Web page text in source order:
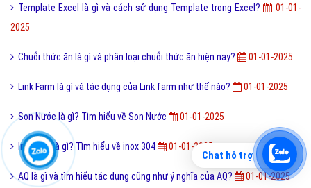
Template Excel là gì và cách sử dụng Template trong Excel?
01-01-
2025
Chuỗi thức ăn là gì và phân loại chuỗi thức ăn hiện nay? 01-01-2025
Link Farm là gì và tác dụng của Link farm như thế nào? 01-01-2025
Son Nước là gì? Tìm hiểu về Son Nước 01-01-2025
Inox 304 là gì? Tìm hiểu về inox 304 01-01-2025
AQ là gì và tìm hiểu tác dụng cũng như ý nghĩa của AQ? 01-01-2025
Chat hỗ trợ